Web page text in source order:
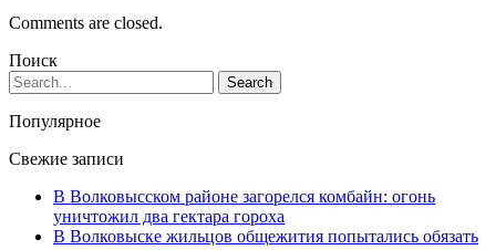
Comments are closed.
Поиск
Популярное
Свежие записи
В Волковысском районе загорелся комбайн: огонь
уничтожил два гектара гороха
В Волковыске жильцов общежития попытались обязать